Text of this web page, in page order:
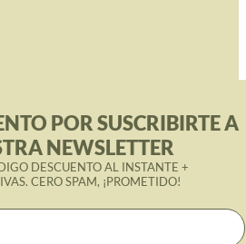
POR SUSCRIBIRTE A
NEWSLETTER
DESCUENTO AL INSTANTE +
CERO SPAM, ¡PROMETIDO!